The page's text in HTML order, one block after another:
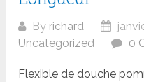
By richard
Uncategorized
0
Flexible de douche